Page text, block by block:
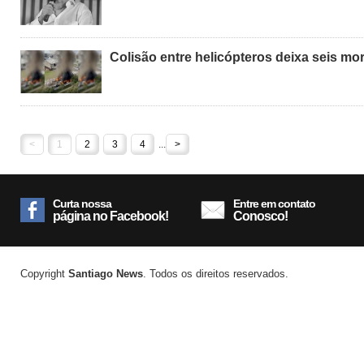
Colisão entre helicópteros deixa seis
< 1 2 3 4 ... >
Curta nossa
página no Facebook!
Entre em contato
Conosco!
Copyright Santiago News. Todos os direitos reservados.